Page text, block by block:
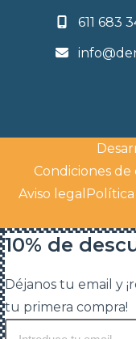
611 683
Condiciones de
Aviso legal
10% de
Déjanos tu email y
tu primera compra!